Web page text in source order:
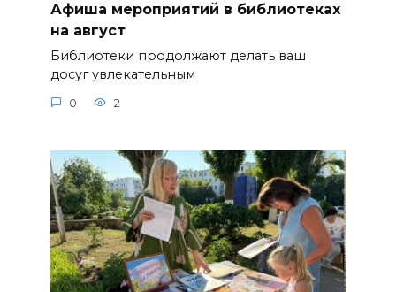
Афиша мероприятий в библиотеках
на август
Библиотеки продолжают делать ваш
досуг увлекательным
0 2